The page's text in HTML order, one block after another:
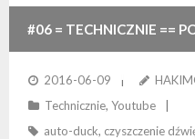
#06 = TECHNICZNIE ==
MINECRAFT STORY
2016-06-09
Technicznie, Youtube
auto-duck, czyszczenie